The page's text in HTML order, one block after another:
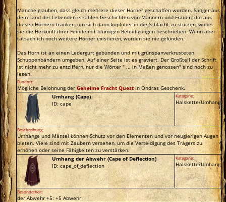
Manche glauben, dass gleich mehrere dieser Hörner geschaffen wurden. Sänger aus
dem Land der Lebenden erzählen Geschichten von Männern und Frauen, die aus
diesen Hörnern tranken, um sich dann kopfüber in die Schlacht zu stürzen, wobei
sie die Herkunft ihrer Feinde mit blumigen Beleidigungen beschrieben. Wenn aber
tatsächlich noch weitere Hörner existieren, wurden sie nie gefunden.
Das Horn ist an einen Ledergurt gebunden und mit grünspanverkrusteten
Schuppenbändern umgeben. Auf einer Seite ist es graviert. Der Großteil der Schrift
ist nicht mehr zu entziffern, nur die Wörter " ... in Maßen genossen" sind noch zu
lesen.
Fundort:
Mögliche Belohnung derGeheime Fracht Quest in Ondras Geschenk.
Umhang (Cape)
ID: cape
Kategorie:
Halskette/Umhang
Beschreibung:
Umhänge und Mäntel können Schutz vor den Elementen und vor neugierigen Augen
bieten. Viele sind mit Zaubern versehen, um die Verteidigung des Trägers zu
erhöhen oder seine Fähigkeiten zu verstärken.
Umhang der Abwehr (Cape of Deflection)
ID: cape_of_deflection
Kategorie:
Halskette/Umhang
Besonderheit:
der Abwehr +5: +5 Abwehr